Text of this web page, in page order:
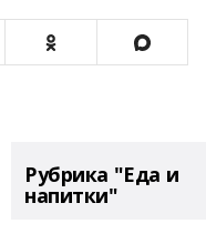
Рубрика "Еда и
напитки"